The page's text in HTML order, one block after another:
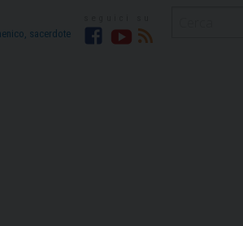
sacerdote